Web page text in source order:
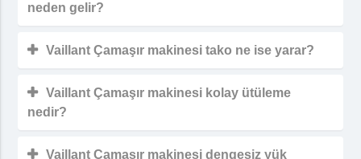
neden gelir?
Vaillant Çamaşır makinesi tako ne ise yarar?
Vaillant Çamaşır makinesi kolay ütüleme
nedir?
Vaillant Çamaşır makinesi dengesiz yük